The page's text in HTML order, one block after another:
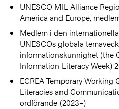
UNESCO MIL Alliance
America and Europe,
Medlem i den
UNESCOs globala
informationskunnighet (the
Information Literacy Week)
ECREA Temporary
Literacies and
ordförande (2023–)